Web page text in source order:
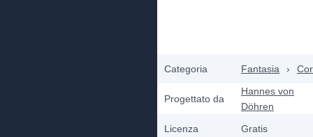
Categoria Fantasia ›
Progettato da
Hannes von
Döhren
Licenza
Gratis